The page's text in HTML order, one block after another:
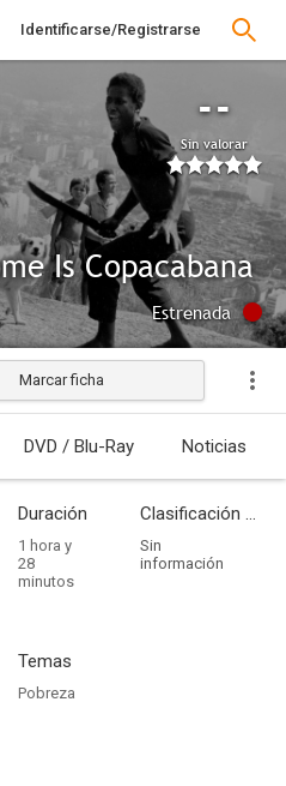
Identificarse/Registrarse
--
Sin valorar
Is Copacabana
Estrenada
Marcar ficha
DVD / Blu-Ray Noticias
Duración
1 hora y
28
minutos
Clasificación por edades
Sin
información
Temas
Pobreza